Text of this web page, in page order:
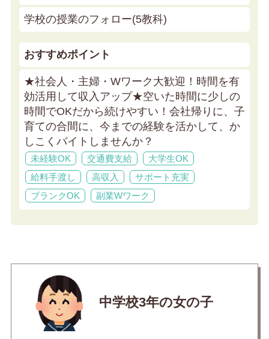
学校の授業のフォロー(5教科)
おすすめポイント
★社会人・主婦・Wワーク大歓迎！時間を有
効活用して収入アップ★空いた時間に少しの
時間でOKだから続けやすい！会社帰りに、子
育ての合間に、今までの経験を活かして、か
しこくバイトしませんか？
未経験OK 交通費支給
大学生OK
給料手渡し
高収入
サポート充実
ブランクOK
副業Wワーク
中学校3年の女の子